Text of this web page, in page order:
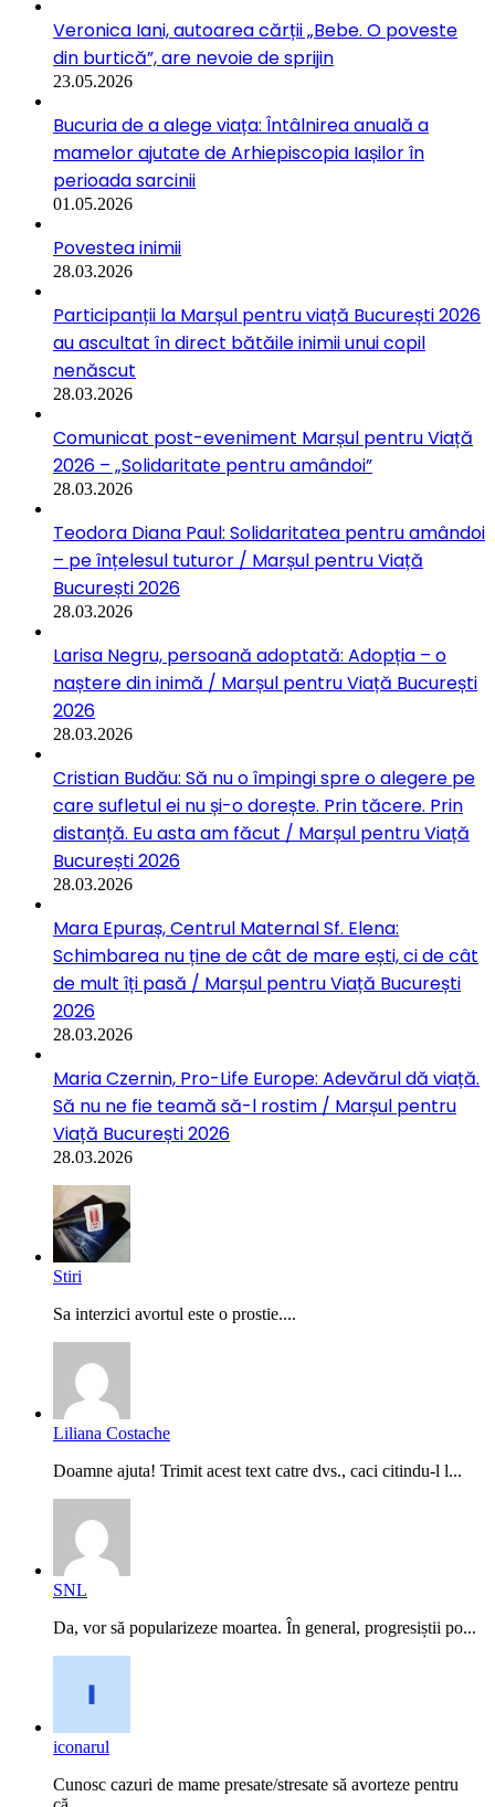
Veronica Iani, autoarea cărții „Bebe. O poveste
din burtică”, are nevoie de sprijin
23.05.2026
Bucuria de a alege viața: Întâlnirea anuală a
mamelor ajutate de Arhiepiscopia Iașilor în
perioada sarcinii
01.05.2026
Povestea inimii
28.03.2026
Participanții la Marșul pentru viață București 2026
au ascultat în direct bătăile inimii unui copil
nenăscut
28.03.2026
Comunicat post-eveniment Marșul pentru Viață
2026 – „Solidaritate pentru amândoi”
28.03.2026
Teodora Diana Paul: Solidaritatea pentru amândoi
– pe înțelesul tuturor / Marșul pentru Viață
București 2026
28.03.2026
Larisa Negru, persoană adoptată: Adopția – o
naștere din inimă / Marșul pentru Viață București
2026
28.03.2026
Cristian Budău: Să nu o împingi spre o alegere pe
care sufletul ei nu și-o dorește. Prin tăcere. Prin
distanță. Eu asta am făcut / Marșul pentru Viață
București 2026
28.03.2026
Mara Epuraș, Centrul Maternal Sf. Elena:
Schimbarea nu ține de cât de mare ești, ci de cât
de mult îți pasă / Marșul pentru Viață București
2026
28.03.2026
Maria Czernin, Pro-Life Europe: Adevărul dă viață.
Să nu ne fie teamă să-l rostim / Marșul pentru
Viață București 2026
28.03.2026
Stiri
Sa interzici avortul este o prostie....
Liliana Costache
Doamne ajuta! Trimit acest text catre dvs., caci citindu-l l...
SNL
Da, vor să popularizeze moartea. În general, progresiștii po...
iconarul
Cunosc cazuri de mame presate/stresate să avorteze pentru